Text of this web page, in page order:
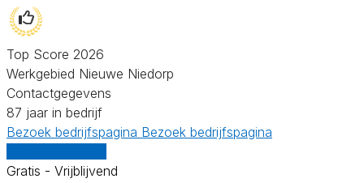
Top Score 2026
Werkgebied Nieuwe Niedorp
Contactgegevens
87 jaar in bedrijf
Bezoek bedrijfspagina Bezoek bedrijfspagina
Gratis - Vrijblijvend